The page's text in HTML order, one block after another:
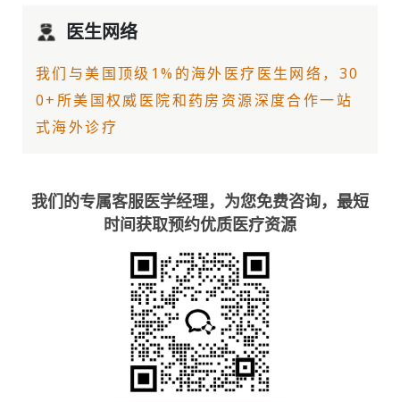
医生网络
我们与美国顶级1%的海外医疗医生网络，30
0+所美国权威医院和药房资源深度合作一站
式海外诊疗
我们的专属客服医学经理，为您免费咨询，最短
时间获取预约优质医疗资源